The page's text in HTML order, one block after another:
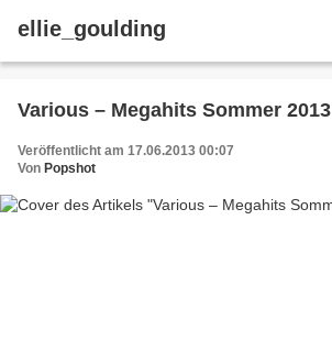
ellie_goulding
Various – Megahits Sommer 2013
Veröffentlicht am 17.06.2013 00:07
Von Popshot